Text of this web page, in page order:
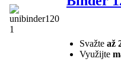
Svažte až
Využijte